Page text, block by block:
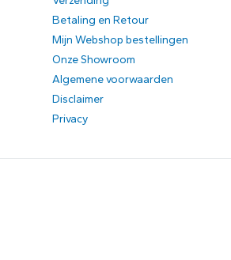
Betaling en Retour
Mijn Webshop bestellingen
Onze Showroom
Algemene voorwaarden
Disclaimer
Privacy